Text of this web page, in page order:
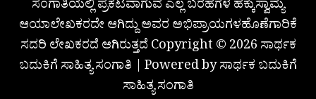
ಸಂಗಾತಿಯಲ್ಲಿ ಪ್ರಕಟವಾಗುವ ಎಲ್ಲ ಬರಹಗಳ ಹಕ್ಕುಸ್ವಾಮ್ಯ
ಆಯಾಲೇಖಕರದೇ ಆಗಿದ್ದು ಅವರ ಅಭಿಪ್ರಾಯಗಳಹೊಣೆಗಾರಿಕೆ
ಸದರಿ ಲೇಖಕರದೆ ಆಗಿರುತ್ತದೆ Copyright © 2026 ಸಾರ್ಥಕ
ಬದುಕಿಗೆ ಸಾಹಿತ್ಯ ಸಂಗಾತಿ | Powered by ಸಾರ್ಥಕ ಬದುಕಿಗೆ
ಸಾಹಿತ್ಯ ಸಂಗಾತಿ